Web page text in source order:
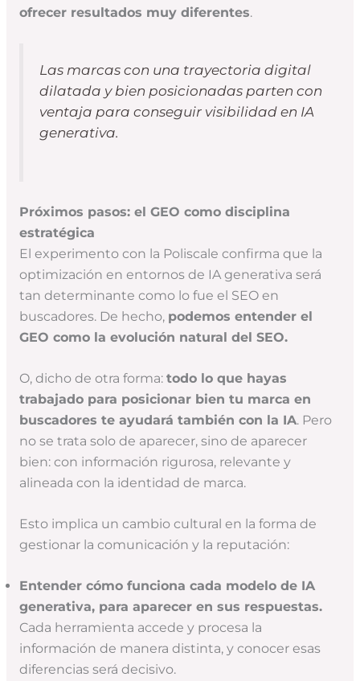
ofrecer resultados muy diferentes.
Las marcas con una trayectoria digital
dilatada y bien posicionadas parten con
ventaja para conseguir visibilidad en IA
generativa.
Próximos pasos: el GEO como disciplina
estratégica
El experimento con la Poliscale confirma que la
optimización en entornos de IA generativa será
tan determinante como lo fue el SEO en
buscadores. De hecho, podemos entender el
GEO como la evolución natural del SEO.
O, dicho de otra forma: todo lo que hayas
trabajado para posicionar bien tu marca en
buscadores te ayudará también con la IA. Pero
no se trata solo de aparecer, sino de aparecer
bien: con información rigurosa, relevante y
alineada con la identidad de marca.
Esto implica un cambio cultural en la forma de
gestionar la comunicación y la reputación:
Entender cómo funciona cada modelo de IA
generativa, para aparecer en sus respuestas.
Cada herramienta accede y procesa la
información de manera distinta, y conocer esas
diferencias será decisivo.